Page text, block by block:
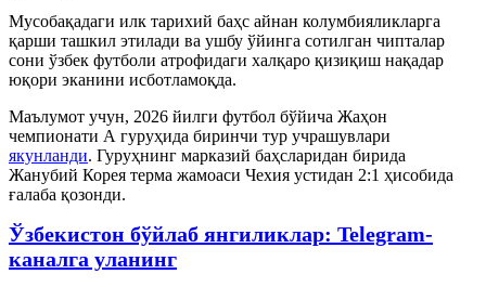
Мусобақадаги илк тарихий баҳс айнан колумбияликларга
қарши ташкил этилади ва ушбу ўйинга сотилган чипталар
сони ўзбек футболи атрофидаги халқаро қизиқиш нақадар
юқори эканини исботламоқда.
Маълумот учун, 2026 йилги футбол бўйича Жаҳон
чемпионати А гуруҳида биринчи тур учрашувлари
якунланди. Гуруҳнинг марказий баҳсларидан бирида
Жанубий Корея терма жамоаси Чехия устидан 2:1 ҳисобида
ғалаба қозонди.
Ўзбекистон бўйлаб янгиликлар: Telegram-
каналга уланинг